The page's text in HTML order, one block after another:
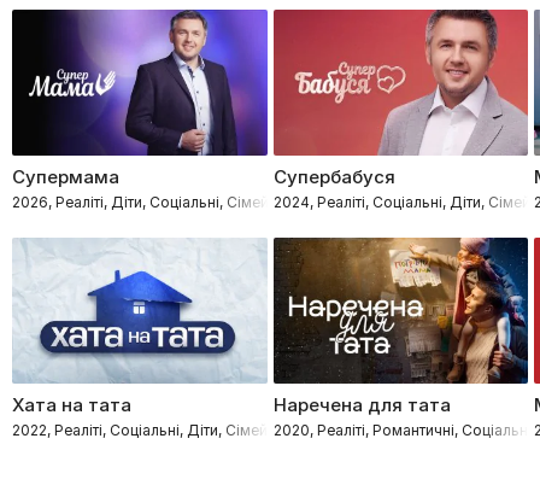
Супермама
2026, Реаліті, Діти, Соціальні, Сімейні
Супербабуся
2024, Реаліті, Соціальні, Діти,
Хата на тата
2022, Реаліті, Соціальні, Діти, Сімейні
Наречена для тата
2020, Реаліті, Романтичні, Соціальні,